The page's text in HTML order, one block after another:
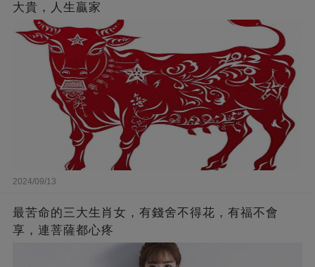
大貴，人生贏家
2024/09/13
最苦命的三大生肖女，有錢舍不得花，有福不會
享，連菩薩都心疼